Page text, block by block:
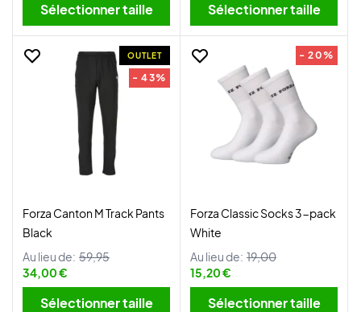
Sélectionner taille Sélectionner taille
OUTLET
- 43%
Forza Canton M Track Pants
Black
Au lieu de: 59,95
34,00 €
Sélectionner taille
- 20%
Forza Classic Socks 3-pack
White
Au lieu de: 19,00
15,20 €
Sélectionner taille